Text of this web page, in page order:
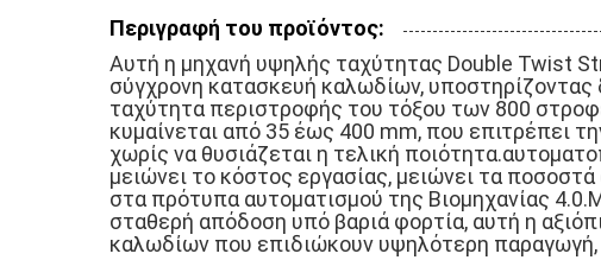
Περιγραφή του προϊόντος:
Αυτή η μηχανή υψηλής ταχύτητας Double Twist
σύγχρονη κατασκευή καλωδίων,
ταχύτητα περιστροφής του τόξου των 800
κυμαίνεται από 35 έως 400 mm, που επιτρέπει
χωρίς να θυσιάζεται η τελική
μειώνει το κόστος εργασίας, μειώνει τα
στα πρότυπα αυτοματισμού της Βιομηχανίας
σταθερή απόδοση υπό βαριά φορτία, αυτή η
καλωδίων που επιδιώκουν υψηλότερη παραγωγή,